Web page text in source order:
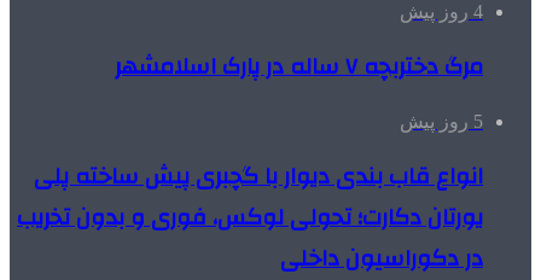
4 روز پیش
مرگ دختربچه ۷ ساله در پارک اسلامشهر
5 روز پیش
انواع قاب بندی دیوار با گچبری پیش ساخته پلی
یورتان دکارت؛ تحولی لوکس، فوری و بدون تخریب
در دکوراسیون داخلی